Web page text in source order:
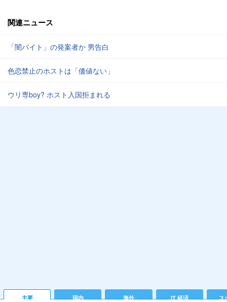
関連ニュース
「闇バイト」の発案者か 男告白
色恋禁止のホストは「価値ない」
ウリ専boy? ホスト入国拒まれる
主要 国内 海外 IT 経済 ス